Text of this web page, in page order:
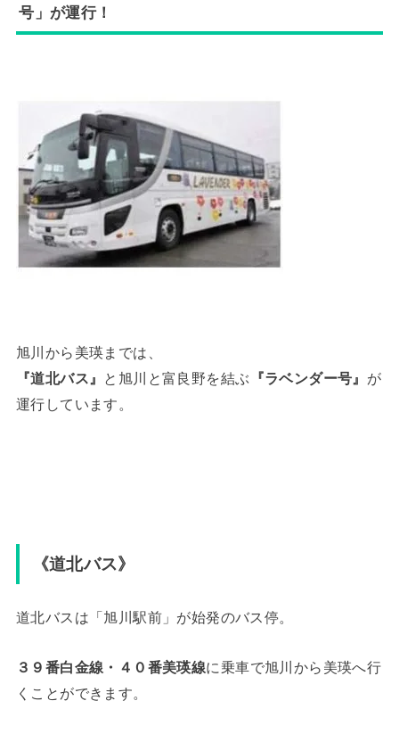
号」が運行！
旭川から美瑛までは、
『道北バス』 と旭川と富良野を結ぶ 『ラベンダー号』 が
運行しています。
《道北バス》
道北バスは「旭川駅前」が始発のバス停。
３９番白金線・４０番美瑛線に乗車で旭川から美瑛へ行
くことができます。